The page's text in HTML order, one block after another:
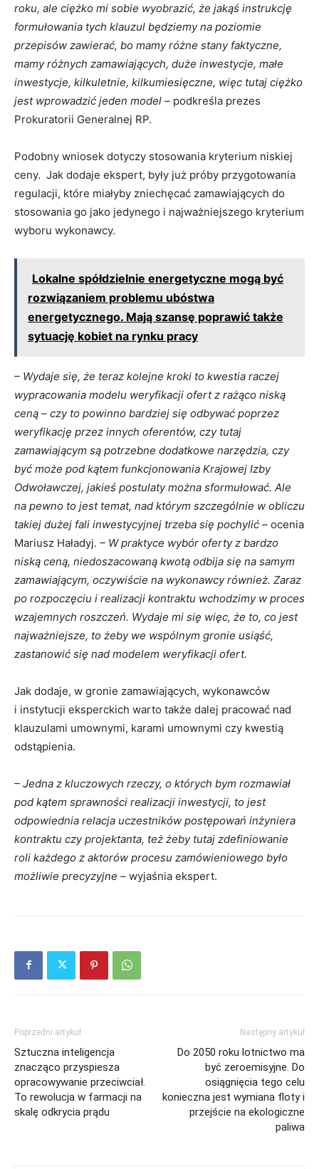
roku, ale ciężko mi sobie wyobrazić, że jakąś instrukcję
formułowania tych klauzul będziemy na poziomie
przepisów zawierać, bo mamy różne stany faktyczne,
mamy różnych zamawiających, duże inwestycje, małe
inwestycje, kilkuletnie, kilkumiesięczne, więc tutaj ciężko
jest wprowadzić jeden model – podkreśla prezes
Prokuratorii Generalnej RP.
Podobny wniosek dotyczy stosowania kryterium niskiej
ceny. Jak dodaje ekspert, były już próby przygotowania
regulacji, które miałyby zniechęcać zamawiających do
stosowania go jako jedynego i najważniejszego kryterium
wyboru wykonawcy.
Lokalne spółdzielnie energetyczne mogą być
rozwiązaniem problemu ubóstwa
energetycznego. Mają szansę poprawić także
sytuację kobiet na rynku pracy
– Wydaje się, że teraz kolejne kroki to kwestia raczej
wypracowania modelu weryfikacji ofert z rażąco niską
ceną – czy to powinno bardziej się odbywać poprzez
weryfikację przez innych oferentów, czy tutaj
zamawiającym są potrzebne dodatkowe narzędzia, czy
być może pod kątem funkcjonowania Krajowej Izby
Odwoławczej, jakieś postulaty można sformułować. Ale
na pewno to jest temat, nad którym szczególnie w obliczu
takiej dużej fali inwestycyjnej trzeba się pochylić – ocenia
Mariusz Haładyj. – W praktyce wybór oferty z bardzo
niską ceną, niedoszacowaną kwotą odbija się na samym
zamawiającym, oczywiście na wykonawcy również. Zaraz
po rozpoczęciu i realizacji kontraktu wchodzimy w proces
wzajemnych roszczeń. Wydaje mi się więc, że to, co jest
najważniejsze, to żeby we wspólnym gronie usiąść,
zastanowić się nad modelem weryfikacji ofert.
Jak dodaje, w gronie zamawiających, wykonawców
i instytucji eksperckich warto także dalej pracować nad
klauzulami umownymi, karami umownymi czy kwestią
odstąpienia.
– Jedna z kluczowych rzeczy, o których bym rozmawiał
pod kątem sprawności realizacji inwestycji, to jest
odpowiednia relacja uczestników postępowań inżyniera
kontraktu czy projektanta, też żeby tutaj zdefiniowanie
roli każdego z aktorów procesu zamówieniowego było
możliwie precyzyjne – wyjaśnia ekspert.
Poprzedni artykuł
Sztuczna inteligencja
znacząco przyspiesza
opracowywanie przeciwciał.
To rewolucja w farmacji na
skalę odkrycia prądu
Następny artykuł
Do 2050 roku lotnictwo ma
być zeroemisyjne. Do
osiągnięcia tego celu
konieczna jest wymiana floty i
przejście na ekologiczne
paliwa